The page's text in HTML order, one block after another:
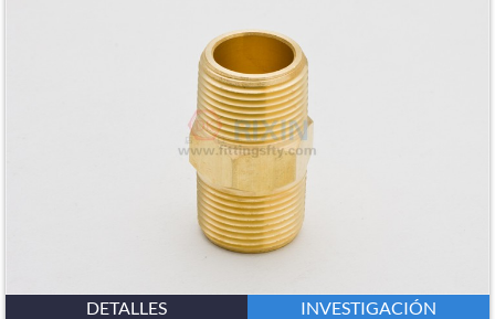
DETALLES INVESTIGACIÓN